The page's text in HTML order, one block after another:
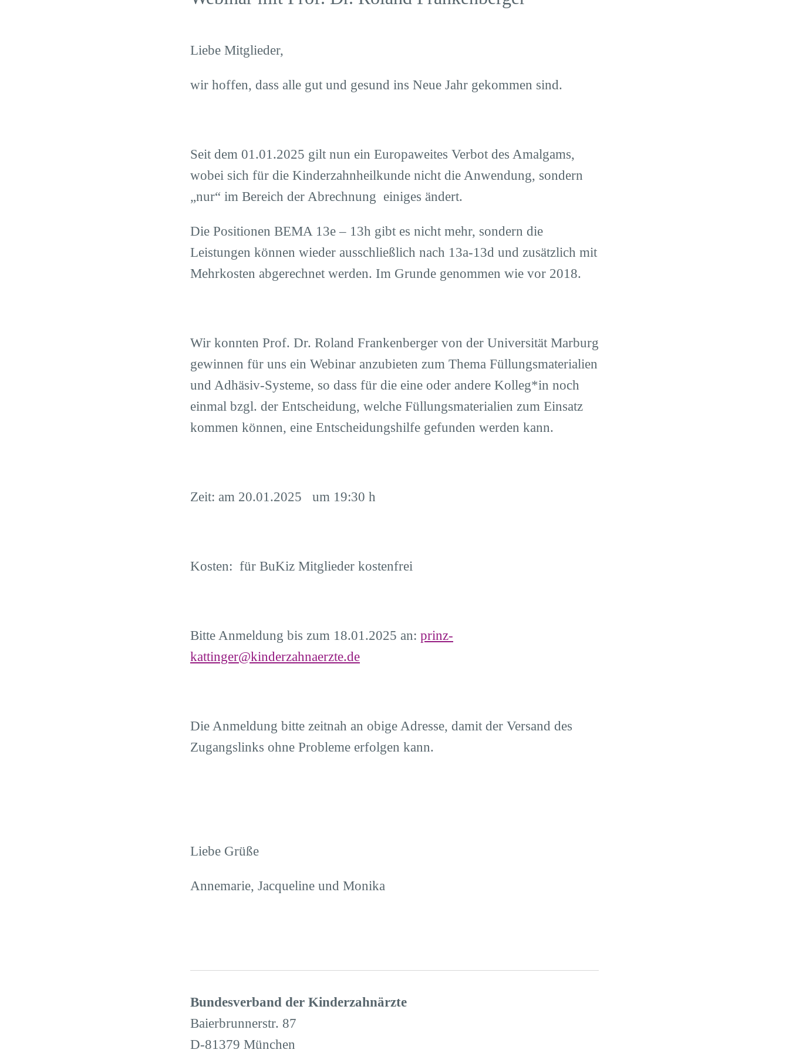
Liebe Mitglieder,
wir hoffen, dass alle gut und gesund ins Neue Jahr gekommen sind.
Seit dem 01.01.2025 gilt nun ein Europaweites Verbot des Amalgams,
wobei sich für die Kinderzahnheilkunde nicht die Anwendung, sondern
„nur“ im Bereich der Abrechnung einiges ändert.
Die Positionen BEMA 13e – 13h gibt es nicht mehr, sondern die
Leistungen können wieder ausschließlich nach 13a-13d und zusätzlich mit
Mehrkosten abgerechnet werden. Im Grunde genommen wie vor 2018.
Wir konnten Prof. Dr. Roland Frankenberger von der Universität Marburg
gewinnen für uns ein Webinar anzubieten zum Thema Füllungsmaterialien
und Adhäsiv-Systeme, so dass für die eine oder andere Kolleg*in noch
einmal bzgl. der Entscheidung, welche Füllungsmaterialien zum Einsatz
kommen können, eine Entscheidungshilfe gefunden werden kann.
Zeit: am 20.01.2025 um 19:30 h
Kosten: für BuKiz Mitglieder kostenfrei
Bitte Anmeldung bis zum 18.01.2025 an: prinz-
kattinger@kinderzahnaerzte.de
Die Anmeldung bitte zeitnah an obige Adresse, damit der Versand des
Zugangslinks ohne Probleme erfolgen kann.
Liebe Grüße
Annemarie, Jacqueline und Monika
Bundesverband der Kinderzahnärzte
Baierbrunnerstr. 87
D-81379 München